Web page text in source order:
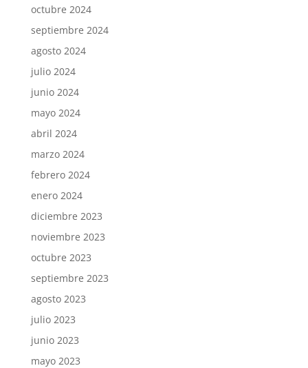
octubre 2024
septiembre 2024
agosto 2024
julio 2024
junio 2024
mayo 2024
abril 2024
marzo 2024
febrero 2024
enero 2024
diciembre 2023
noviembre 2023
octubre 2023
septiembre 2023
agosto 2023
julio 2023
junio 2023
mayo 2023